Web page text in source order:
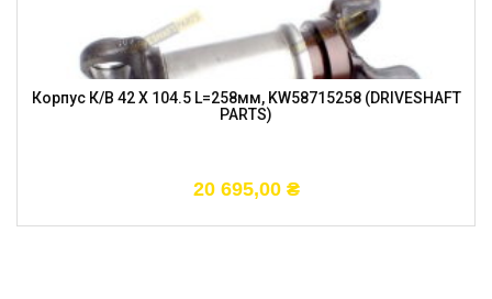
Корпус К/в 42 X 104.5 L=258мм, KW58715258 (DRIVESHAFT
PARTS)
20 695,00 ₴